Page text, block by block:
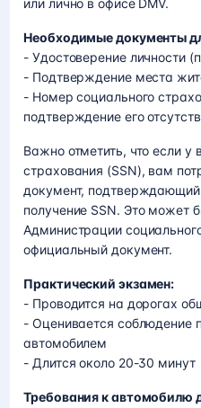
или лично в офисе DMV.
Необходимые документы
- Удостоверение личности
- Подтверждение места
- Номер социального
подтверждение его
Важно отметить, что если у
страхования (SSN), вам
документ,
получение SSN. Это может
Администрации
официальный документ.
Практический экзамен:
- Проводится на дорогах
- Оценивается соблюдение
автомобилем
- Длится около 20-30 минут
Требования к автомобилю